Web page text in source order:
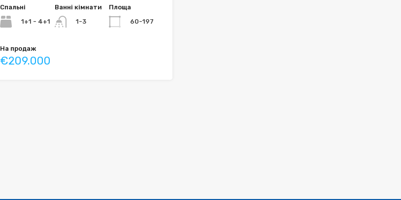
Спальні
1+1 - 4+1
Ванні кімнати
1-3
Площа
60-197
На продаж
€209.000